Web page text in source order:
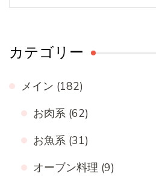
カテゴリー
メイン (182)
お肉系 (62)
お魚系 (31)
オーブン料理 (9)